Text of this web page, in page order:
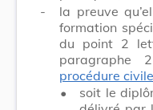
-
la preuve
formation
du point 2
paragraphe
procédure civile
•
soit le